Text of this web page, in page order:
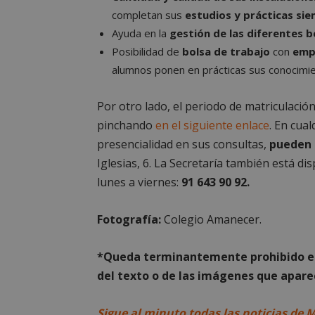
completan sus estudios y prácticas
Ayuda en la gestión de las diferentes
Posibilidad de bolsa de trabajo con
alumnos ponen en prácticas sus
Por otro lado, el periodo de
pinchando en el siguiente enlace. En
presencialidad en sus consultas,
Iglesias, 6. La Secretaría también está
lunes a viernes: 91 643 90 92.
Fotografía:Colegio Amanecer.
*Queda terminantemente prohibido
del texto o de las imágenes que
Nombre
OAID
_ga
_ga_CJ6TH46G2D
NID
Nombre
/
vuid
_cfuvid
Nombre